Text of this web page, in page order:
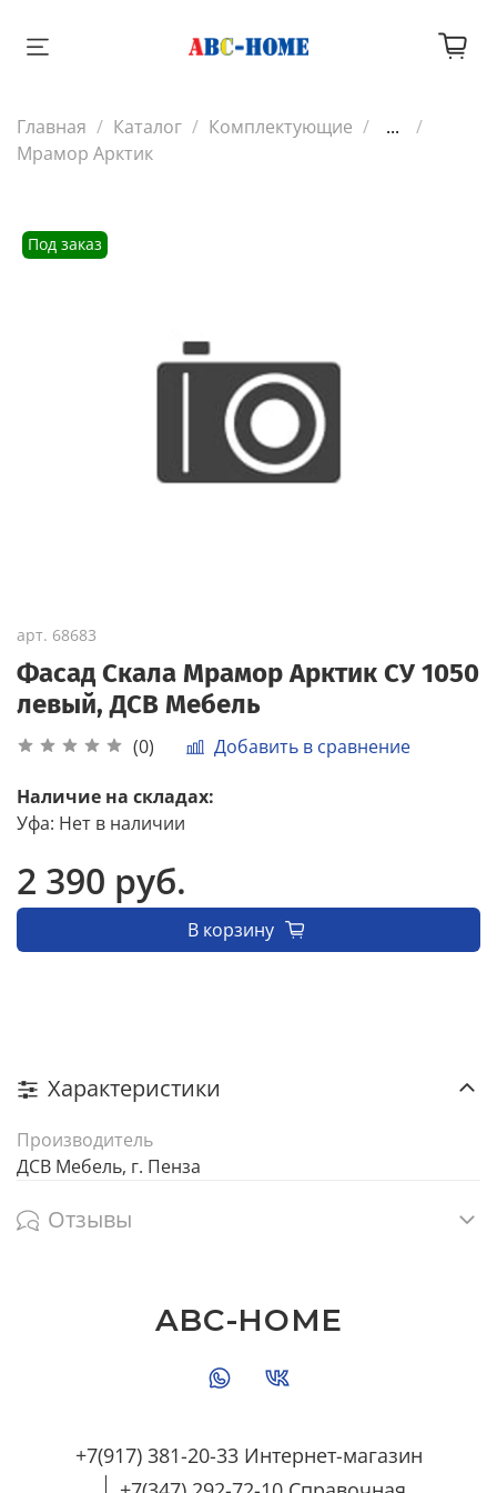
Главная Каталог Комплектующие
...
Мрамор Арктик
Под заказ
арт. 68683
Фасад Скала Мрамор Арктик СУ 1050
левый, ДСВ Мебель
(0) Добавить в сравнение
Наличие на складах:
Уфа: Нет в наличии
2 390 руб.
В корзину
Характеристики
Производитель
ДСВ Мебель, г. Пенза
Отзывы
+7(917) 381-20-33 Интернет-магазин
ABC-HOME